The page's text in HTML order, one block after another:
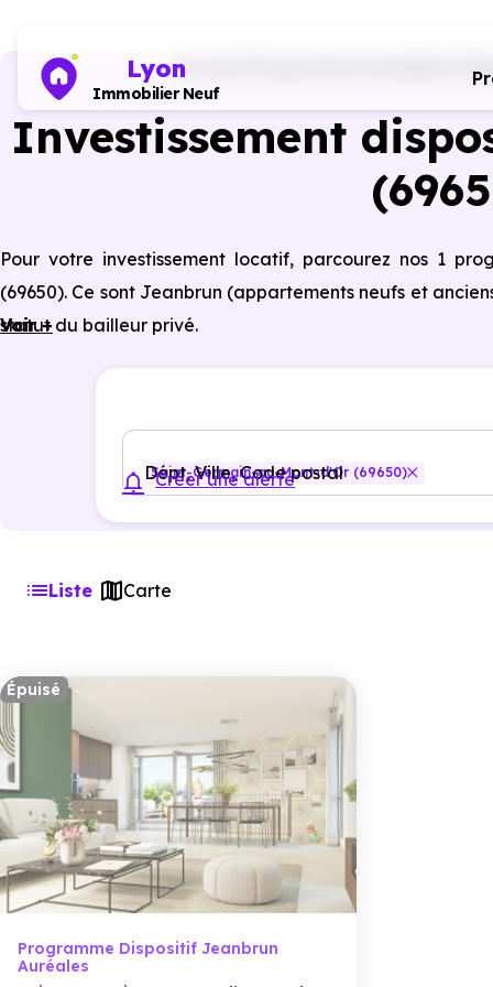
Lyon
Immobilier Neuf
Accueil Programmes immobiliers
Investissement
Pour votre investissement locatif, parcourez nos 1
(69650). Ce sont Jeanbrun (appartements neufs et
statut du bailleur privé.
Voir +
Dépt, Ville, Code postal
Saint-Germain-au-Mont-d'Or (69650)
Créer une alerte
Liste Carte
Épuisé
Programme Dispositif Jeanbrun
Auréales